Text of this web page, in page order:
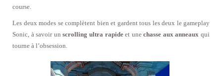
course.
Les deux modes se complètent bien et gardent tous les deux le gameplay
Sonic, à savoir unscrolling ultra rapideet unechasse aux anneaux qui
tourne à l’obsession.